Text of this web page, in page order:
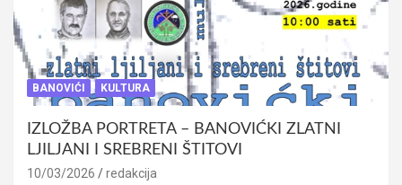
BANOVIĆI KULTURA
IZLOŽBA PORTRETA – BANOVIĆKI ZLATNI
LJILJANI I SREBRENI ŠTITOVI
10/03/2026 redakcija